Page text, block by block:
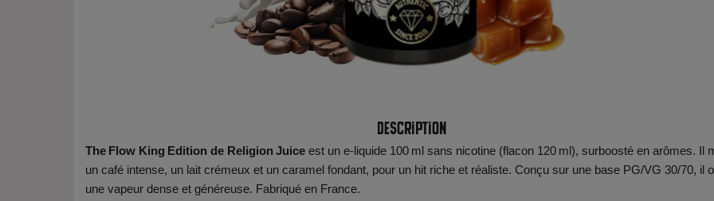
Description
The Flow King Edition de Religion Juice est un e‑liquide 100 ml sans nicotine (flacon 120 ml), surboosté en arômes. Il
un café intense, un lait crémeux et un caramel fondant, pour un hit riche et réaliste. Conçu sur une base PG/VG 30/70, il
une vapeur dense et généreuse. Fabriqué en France.